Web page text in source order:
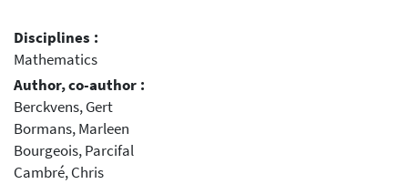
Disciplines :
Mathematics
Author, co-author :
Berckvens, Gert
Bormans, Marleen
Bourgeois, Parcifal
Cambré, Chris